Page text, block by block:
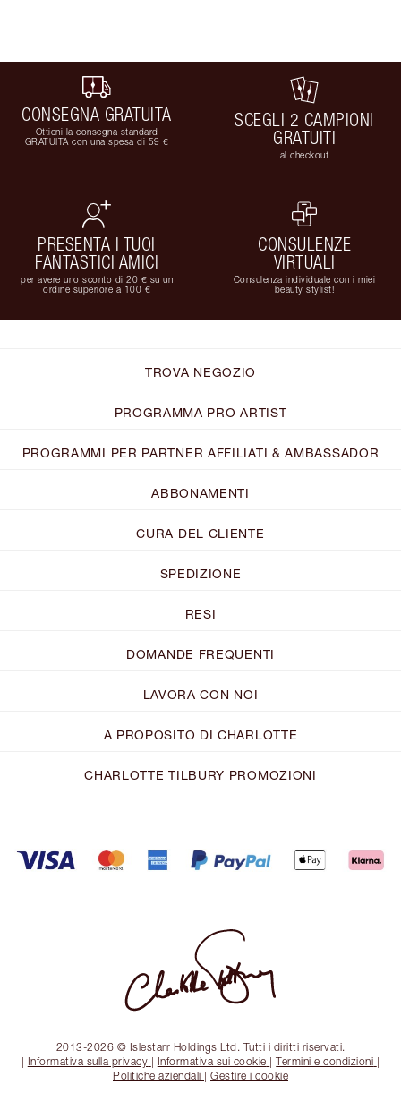
CONSEGNA GRATUITA
Ottieni la consegna standard
GRATUITA con una spesa di 59 €
SCEGLI 2 CAMPIONI
GRATUITI
al checkout
PRESENTA I TUOI
FANTASTICI AMICI
per avere uno sconto di 20 € su un
ordine superiore a 100 €
CONSULENZE
VIRTUALI
Consulenza individuale con i miei
beauty stylist!
TROVA NEGOZIO
PROGRAMMA PRO ARTIST
PROGRAMMI PER PARTNER AFFILIATI & AMBASSADOR
ABBONAMENTI
CURA DEL CLIENTE
SPEDIZIONE
RESI
DOMANDE FREQUENTI
LAVORA CON NOI
A PROPOSITO DI CHARLOTTE
CHARLOTTE TILBURY PROMOZIONI
2013-2026 © Islestarr Holdings Ltd. Tutti i diritti riservati.
| Informativa sulla privacy | Informativa sui cookie |Termini e condizioni |
Politiche aziendali | Gestire i cookie